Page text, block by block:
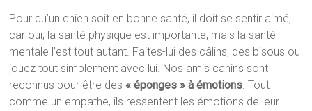
Pour qu’un chien soit en bonne santé, il doit se sentir aimé,
car oui, la santé physique est importante, mais la santé
mentale l’est tout autant. Faites-lui des câlins, des bisous ou
jouez tout simplement avec lui. Nos amis canins sont
reconnus pour être des« éponges » à émotions. Tout
comme un empathe, ils ressentent les émotions de leur